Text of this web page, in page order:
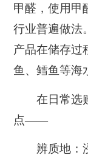
甲醛，使用甲
行业普遍做法
产品在储存过
鱼、鳕鱼等海
在日常选购
点——
辨质地：浸